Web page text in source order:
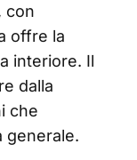
con
offre la
interiore. Il
dalla
che
generale.